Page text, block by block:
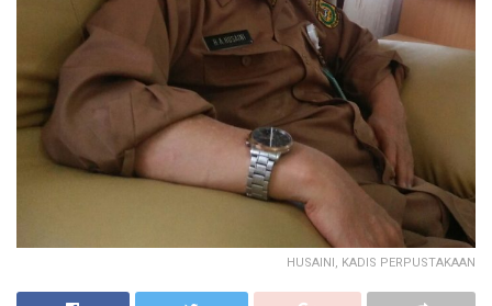
HUSAINI, KADIS PERPUSTAKAAN